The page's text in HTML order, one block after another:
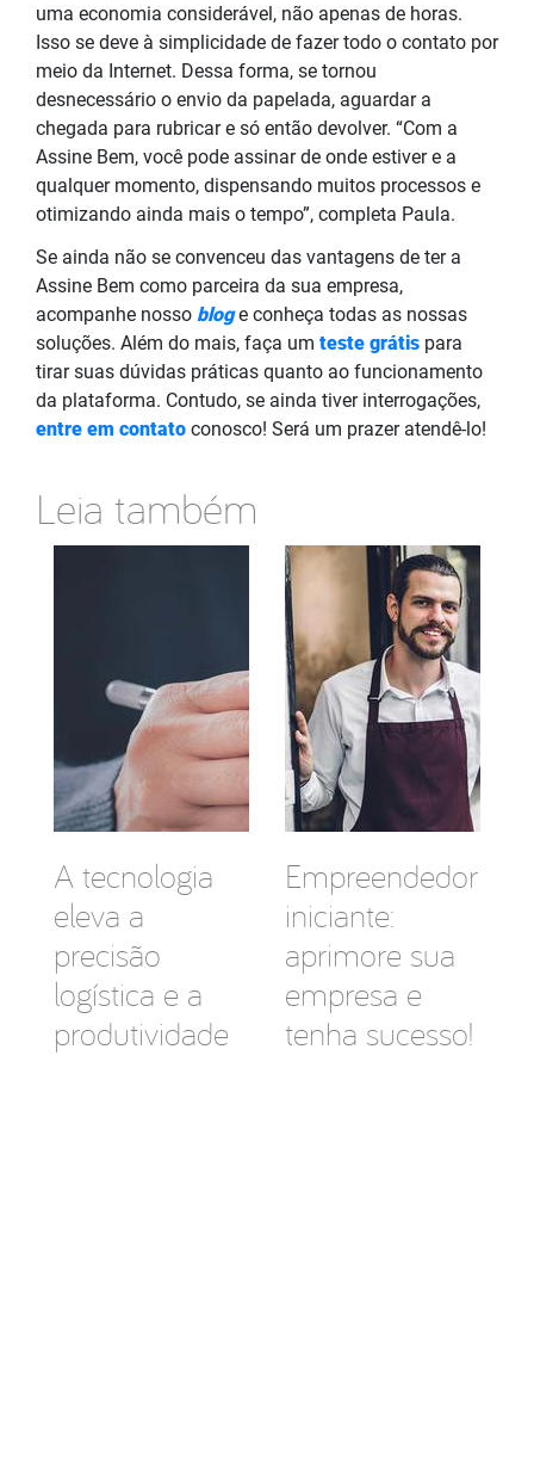
uma economia considerável, não apenas de horas.
Isso se deve à simplicidade de fazer todo o contato por
meio da Internet. Dessa forma, se tornou
desnecessário o envio da papelada, aguardar a
chegada para rubricar e só então devolver. “Com a
Assine Bem, você pode assinar de onde estiver e a
qualquer momento, dispensando muitos processos e
otimizando ainda mais o tempo”, completa Paula.
Se ainda não se convenceu das vantagens de ter a
Assine Bem como parceira da sua empresa,
acompanhe nosso blog e conheça todas as nossas
soluções. Além do mais, faça um teste grátis para
tirar suas dúvidas práticas quanto ao funcionamento
da plataforma. Contudo, se ainda tiver interrogações,
entre em contato conosco! Será um prazer atendê-lo!
Leia também
A tecnologia
eleva a
precisão
logística e a
produtividade
Empreendedor
iniciante:
aprimore sua
empresa e
tenha sucesso!